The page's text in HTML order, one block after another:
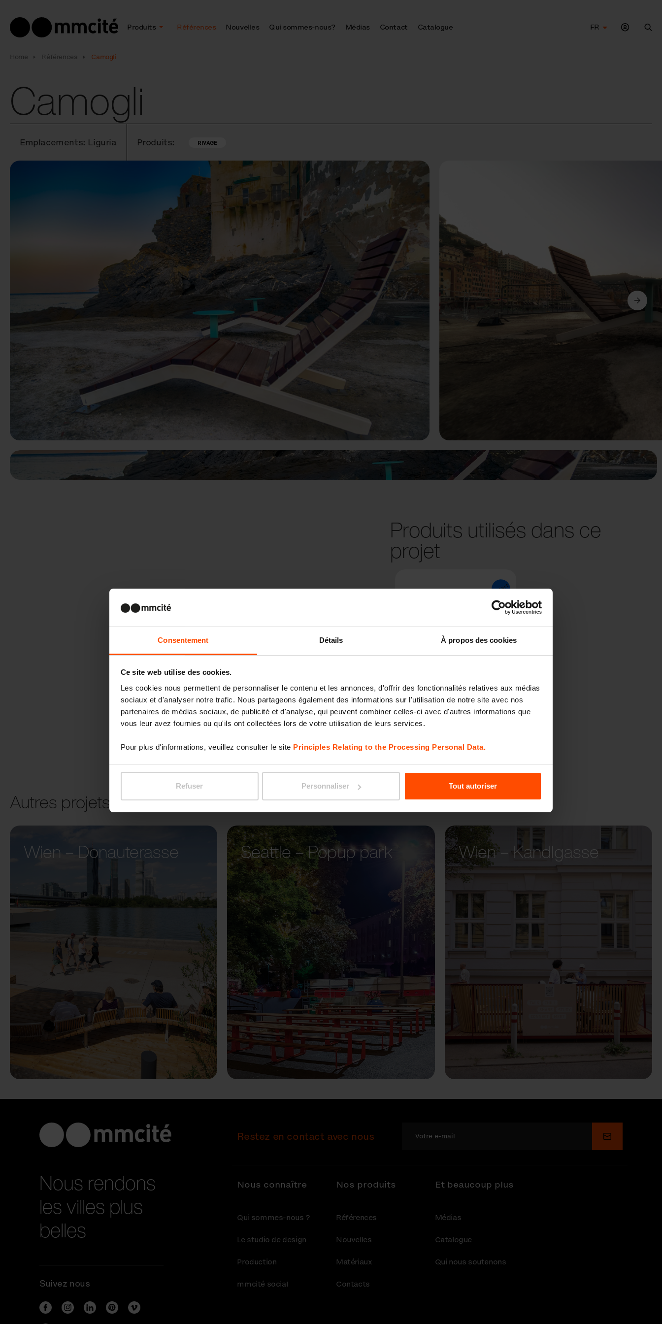
Consentement Détails À propos des cookies
Ce site web utilise des cookies.
Les cookies nous permettent de personnaliser le contenu et les annonces, d'offrir des fonctionnalités relatives aux médias
sociaux et d'analyser notre trafic. Nous partageons également des informations sur l'utilisation de notre site avec nos
partenaires de médias sociaux, de publicité et d'analyse, qui peuvent combiner celles-ci avec d'autres informations que
vous leur avez fournies ou qu'ils ont collectées lors de votre utilisation de leurs services.
Pour plus d'informations, veuillez consulter le site Principles Relating to the Processing Personal Data.
Refuser Personnaliser Tout autoriser
Produits Références Nouvelles Qui sommes-nous? Médias Contact Catalogue
FR
Home Références Camogli
Camogli
Emplacements: Liguria Produits: RIVAGE
Précédent Suivant
Produits utilisés dans ce
projet
RIVAGE
Autres projets
Wien – Donauterasse
Seattle – Popup park Wien – Kandlgasse
Nous rendons
les villes plus
belles
Suivez nous
Restez en contact avec nous Soumettre
Nous connaître
Qui sommes-nous ?
Le studio de design
Production
mmcité social
Nos produits
Références
Nouvelles
Matériaux
Contacts
Et beaucoup plus
Médias
Catalogue
Qui nous soutenons